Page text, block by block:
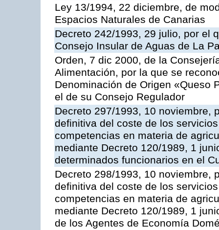
Ley 13/1994, 22 diciembre, de
Espacios Naturales de Canarias
Decreto 242/1993, 29 julio, por el
Consejo Insular de Aguas de La
Orden, 7 dic 2000, de la
Alimentación, por la que se
Denominación de Origen «Queso
el de su Consejo Regulador
Decreto 297/1993, 10 noviembre,
definitiva del coste de los
competencias en materia de
mediante Decreto 120/1989, 1
determinados funcionarios en el
Decreto 298/1993, 10 noviembre,
definitiva del coste de los
competencias en materia de
mediante Decreto 120/1989, 1
de los Agentes de Economía